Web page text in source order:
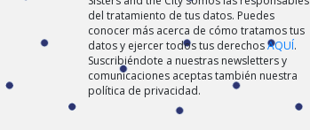
del tratamiento de tus datos. Puedes
conocer más acerca de cómo tratamos tus
datos y ejercer todos tus derechosAQUÍ.
Suscribiéndote a nuestras newsletters y
comunicaciones aceptas también nuestra
política de privacidad.